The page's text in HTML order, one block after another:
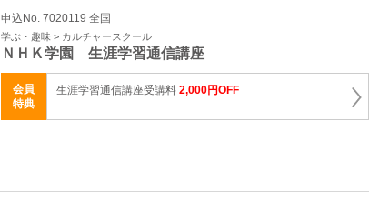
申込No. 7020119 全国
学ぶ・趣味 > カルチャースクール
ＮＨＫ学園 生涯学習通信講座
会員
特典
生涯学習通信講座受講料 2,000円OFF